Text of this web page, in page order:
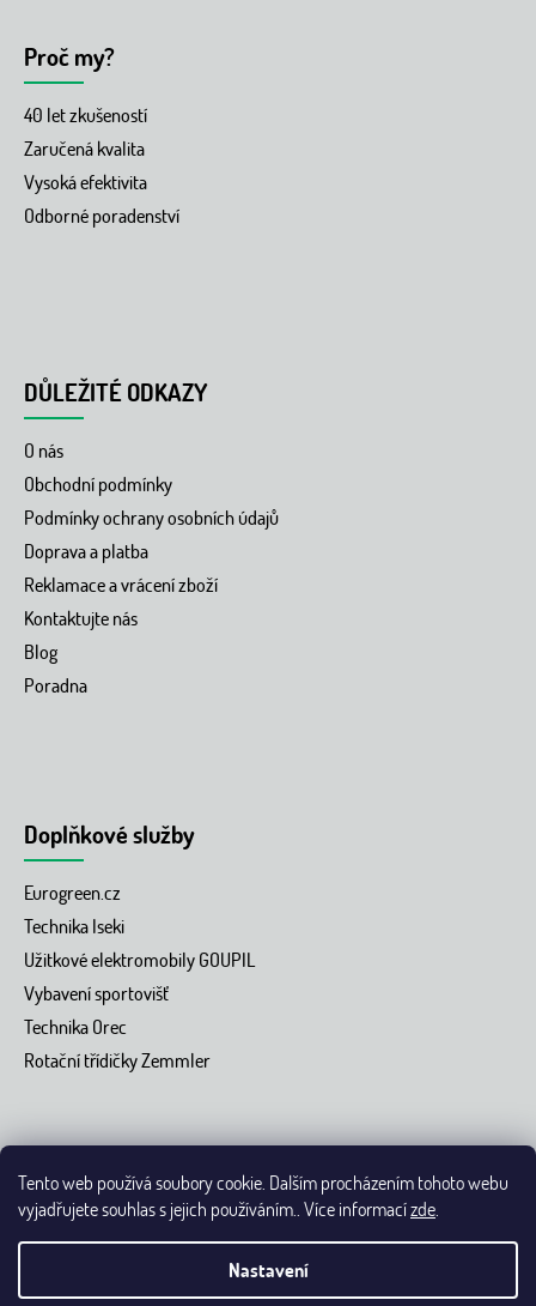
Tento web používá soubory cookie. Dalším procházením tohoto webu
vyjadřujete souhlas s jejich používáním.. Více informacízde
Nastavení
Proč my?
40 let zkušeností
Zaručená kvalita
Vysoká efektivita
Odborné poradenství
DŮLEŽITÉ ODKAZY
O nás
Obchodní podmínky
Podmínky ochrany osobních údajů
Doprava a platba
Reklamace a vrácení zboží
Kontaktujte nás
Blog
Poradna
Doplňkové služby
Eurogreen.cz
Technika Iseki
Užitkové elektromobily GOUPIL
Vybavení sportovišť
Technika Orec
Rotační třídičky Zemmler
Vytvořil Shoptet
Copyright 2026 Eurogreen.cz - přes 40 let se staráme o dokonalé